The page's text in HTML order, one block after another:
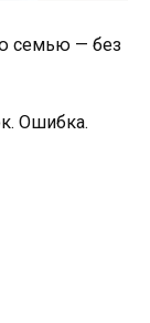
семью — без
Ошибка.